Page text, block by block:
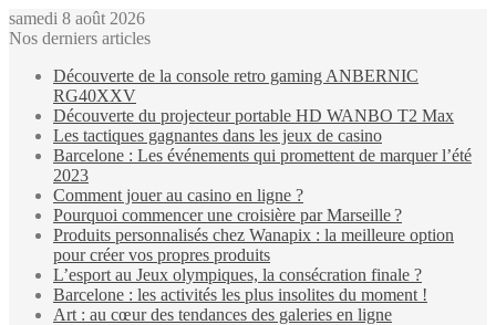
samedi 8 août 2026
Nos derniers articles
Découverte de la console retro gaming ANBERNIC
RG40XXV
Découverte du projecteur portable HD WANBO T2 Max
Les tactiques gagnantes dans les jeux de casino
Barcelone : Les événements qui promettent de marquer l’été
2023
Comment jouer au casino en ligne ?
Pourquoi commencer une croisière par Marseille ?
Produits personnalisés chez Wanapix : la meilleure option
pour créer vos propres produits
L’esport au Jeux olympiques, la consécration finale ?
Barcelone : les activités les plus insolites du moment !
Art : au cœur des tendances des galeries en ligne